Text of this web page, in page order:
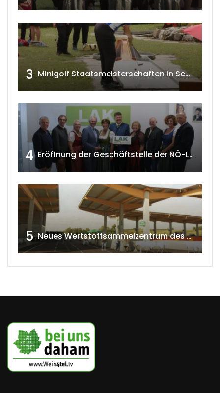
3 Minigolf Staatsmeisterschaften in Seefeld-Kadolz w4tv174
4 Eröffnung der Geschäftstelle der NÖ-Landarbeiterkammer in Mistelbach w4tv174
5 Neues Wertstoffsammelzentrum des G.V.U.